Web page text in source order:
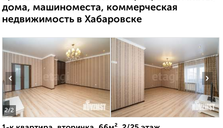
дома, машиноместа, коммерческая
недвижимость в Хабаровске
2/2
‹ ›